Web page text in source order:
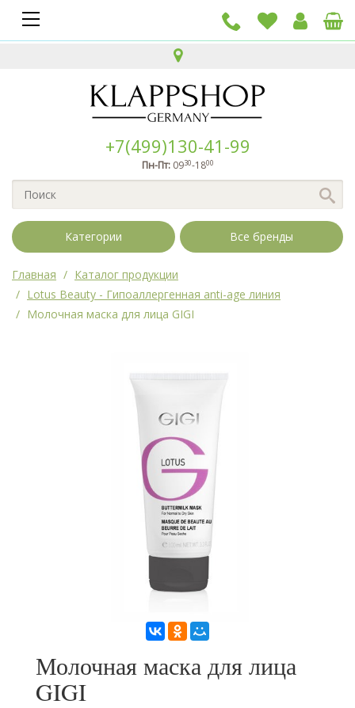
+7(499)130-41-99
Пн-Пт:0930-1800
Категории Все бренды
Главная
Каталог продукции
Lotus Beauty - Гипоаллергенная anti-age линия
Молочная маска для лица GIGI
Молочная маска для лица
GIGI